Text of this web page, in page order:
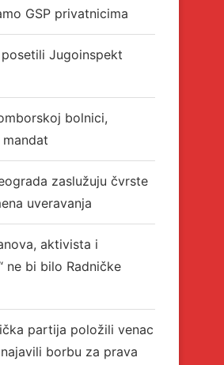
GSP privatnicima
Jugoinspekt
bolnici,
zaslužuju čvrste
uveravanja
aktivista i
ne bi bilo Radničke
partija položili venac
borbu za prava